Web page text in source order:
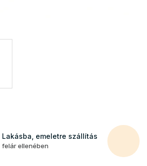
Lakásba, emeletre szállítás
felár ellenében